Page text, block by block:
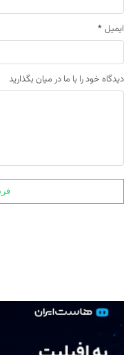
ایمیل *
دیدگاه خود را با ما در میان بگذارید